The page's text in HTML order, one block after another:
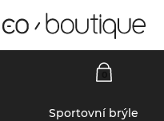
Sportovní brýle